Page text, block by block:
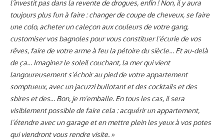
l’investit pas dans la revente de drogues, enfin ! Non, il y aura
toujours plus fun à faire : changer de coupe de cheveux, se faire
une colo, acheter un caleçon aux couleurs de votre gang,
customiser vos bagnoles pour vous constituer l’écurie de vos
rêves, faire de votre arme à feu la pétoire du siècle… Et au-delà
de ça… Imaginez le soleil couchant, la mer qui vient
langoureusement s’échoir au pied de votre appartement
somptueux, avec un jacuzzi bullotant et des cocktails et des
sbires et des… Bon, je m’emballe. En tous les cas, il sera
visiblement possible de faire cela : acquérir un appartement,
l’étendre avec un garage et en mettre plein les yeux à vos potes
qui viendront vous rendre visite. »